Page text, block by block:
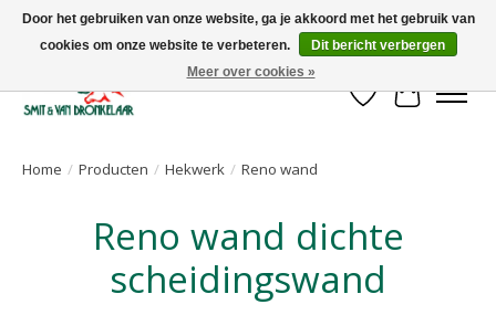
Uw leverancier voor stalinrichtingen en het opruwen van betonvloeren!
Verlanglijst
Home / Producten / Hekwerk / Reno wand
Reno wand dichte
scheidingswand
Door het gebruiken van onze website, ga je akkoord met het gebruik van
cookies om onze website te verbeteren.
Dit bericht verbergen
Meer over cookies »